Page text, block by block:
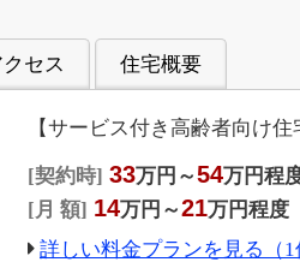
セス 住宅概要
【サービス付き高齢者向け住
契約時 33万円～54万円程
月 額
14万円～21万円程度
詳しい料金プランを見る（1